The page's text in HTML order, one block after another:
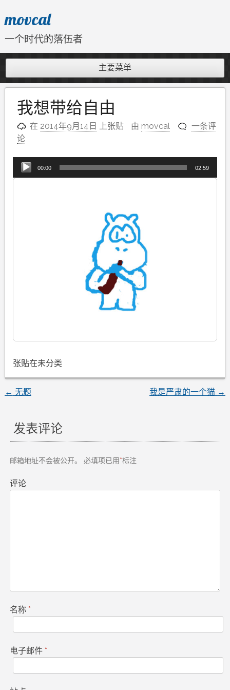
至
内
movcal
一个时代的落伍者
主要菜单
我想带给自由
在 2014年9月14日 上张贴 由 movcal
一条评
论
00:00 02:59
张贴在未分类
文
章
导
← 无题 我是严肃的一个猫 →
发表评论
邮箱地址不会被公开。 必填项已用*标注
评论
名称 *
电子邮件 *